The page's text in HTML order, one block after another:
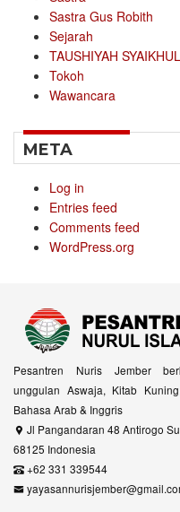
Sastra Gus Robith
Sejarah
TAUSHIYAH
Tokoh
Wawancara
META
Log in
Entries feed
Comments feed
WordPress.org
Pesantren Nuris Jember
unggulan Aswaja, Kitab
Bahasa Arab & Inggris
Jl Pangandaran 48 Antirogo
68125 Indonesia
+62 331 339544